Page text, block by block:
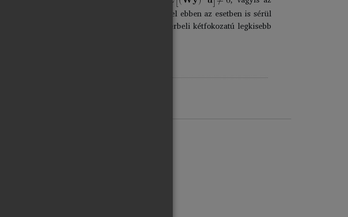
más, azonban az ortogonalitási feltétel ebben az esetben is sérül
a maximum likelihood, mind az általánosított térbeli kétfokozatú legkisebb